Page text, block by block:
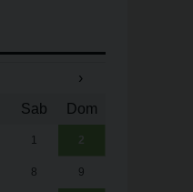
›
Sab Dom
1 2
8 9